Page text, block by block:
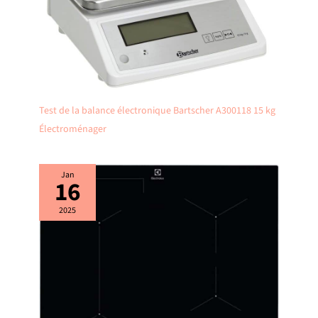
Test de la balance électronique Bartscher A300118 15 kg
Électroménager
Jan
16
2025